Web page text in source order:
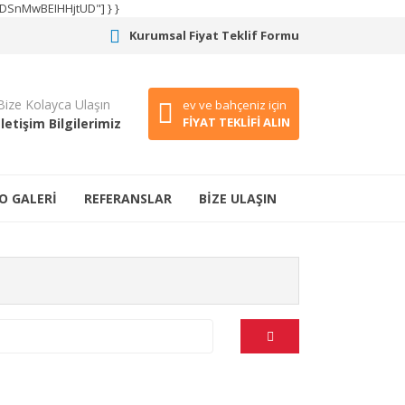
} }
Kurumsal Fiyat Teklif Formu
Kolayca Ulaşın
Bilgilerimiz
ev ve bahçeniz için
FİYAT TEKLİFİ ALIN
GALERİ REFERANSLAR BİZE ULAŞIN